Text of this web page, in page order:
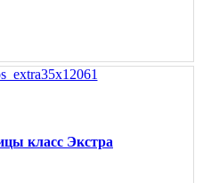
класс Экстра